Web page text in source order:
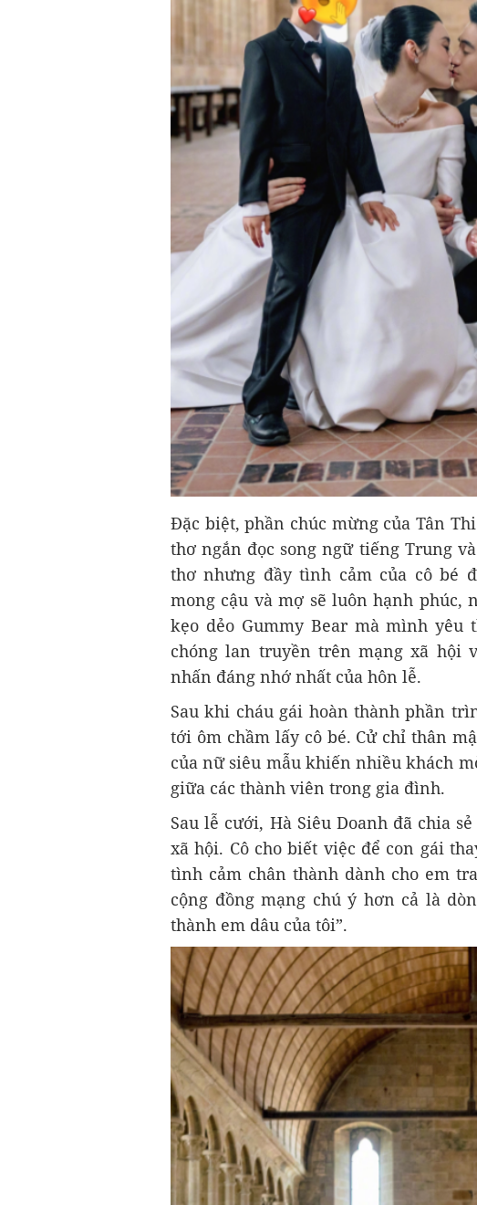
Đặc biệt, phần chúc mừng của Tân
thơ ngắn đọc song ngữ tiếng Trung
thơ nhưng đầy tình cảm của cô bé
mong cậu và mợ sẽ luôn hạnh phúc,
kẹo dẻo Gummy Bear mà mình yêu
chóng lan truyền trên mạng xã hội
nhấn đáng nhớ nhất của hôn lễ.
Sau khi cháu gái hoàn thành phần
tới ôm chầm lấy cô bé. Cử chỉ thân
của nữ siêu mẫu khiến nhiều khách
giữa các thành viên trong gia đình.
Sau lễ cưới, Hà Siêu Doanh đã chia
xã hội. Cô cho biết việc để con gái
tình cảm chân thành dành cho em
cộng đồng mạng chú ý hơn cả là
thành em dâu của tôi”.